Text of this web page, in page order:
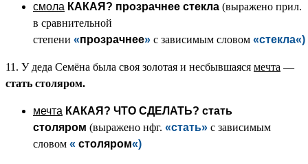
смола КАКАЯ? прозрачнее стекла (выражено прил.
в сравнительной
степени «прозрачнее» с зависимым словом «стекла«)
11. У деда Семёна была своя золотая и несбывшаяся мечта —
стать столяром.
мечта КАКАЯ? ЧТО СДЕЛАТЬ? стать
столяром (выражено нфг. «стать» с зависимым
словом « столяром«)